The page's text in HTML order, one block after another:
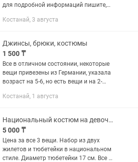
для подробной информаций пишите,
город казпочтой! Пишите для заказа
Костанай, 3 августа
Джинсы, брюки, костюмы
1 500 ₸
Все в отличном состоянии, некоторые
вещи привезены из Германии, указала
возраст на 5-6, но есть вещи и на 2-
Костанай, 1 августа
Национальный костюм на девочку
5 000 ₸
Цена за все 3 вещи. Набор из двух
жилетов и тюбетейки в национальном
стиле. Диаметр тюбетейки 17 см. Все в